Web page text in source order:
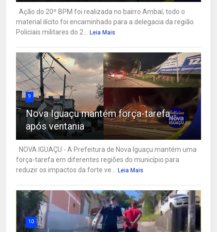
Ação do 20º BPM foi realizada no bairro Ambaí; todo o
material ilícito foi encaminhado para a delegacia da região
Policiais militares do 2...
Leia Mais
9
Nova Iguaçu mantém força-tarefa
após ventania
NOVA IGUAÇU - A Prefeitura de Nova Iguaçu mantém uma
força-tarefa em diferentes regiões do município para
reduzir os impactos da forte ve...
Leia Mais
10